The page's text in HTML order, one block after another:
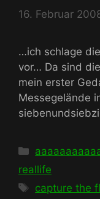
16. Februar
…ich schlage
vor… Da sind
mein erster
Messegelände
Kategorien
reallife
Schlagwörter
capture the